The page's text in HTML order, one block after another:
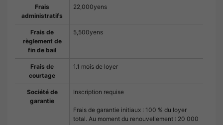
Frais
administratifs
22,000yens
Frais de
règlement de
fin de bail
5,500yens
Frais de
courtage
1.1 mois de loyer
Société de
garantie
Inscription requise
Frais de garantie initiaux : 100 % du loyer
total. Au moment du renouvellement : 20 000